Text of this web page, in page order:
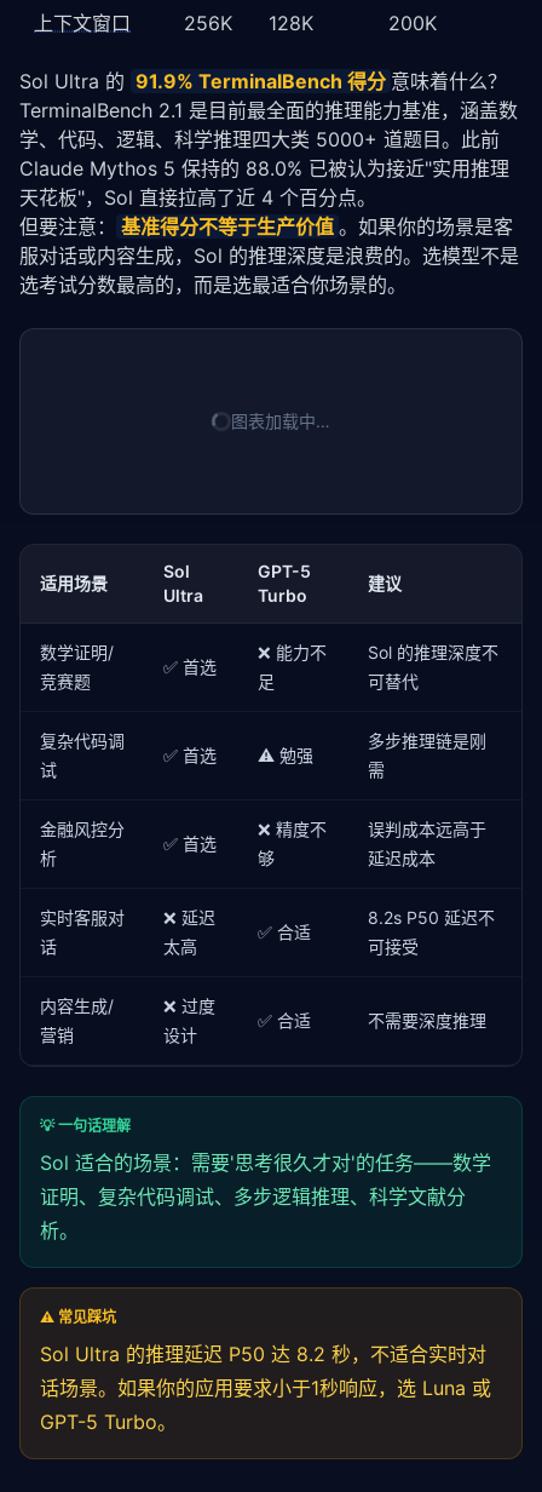
上下文窗口 256K 128K 200K
Sol Ultra 的 91.9% TerminalBench 得分 意味着什么？
TerminalBench 2.1 是目前最全面的推理能力基准，涵盖数
学、代码、逻辑、科学推理四大类 5000+ 道题目。此前
Claude Mythos 5 保持的 88.0% 已被认为接近"实用推理
天花板"，Sol 直接拉高了近 4 个百分点。
但要注意：
基准得分不等于生产价值 。如果你的场景是客
服对话或内容生成，Sol 的推理深度是浪费的。选模型不是
选考试分数最高的，而是选最适合你场景的。
图表加载中…
适用场景
Sol
Ultra
GPT-5
Turbo
建议
数学证明/
竞赛题
✅ 首选
❌ 能力不
足
Sol 的推理深度不
可替代
复杂代码调
试
✅ 首选 ⚠️ 勉强
多步推理链是刚
需
金融风控分
析
✅ 首选
❌ 精度不
够
误判成本远高于
延迟成本
实时客服对
话
❌ 延迟
太高
✅ 合适
8.2s P50 延迟不
可接受
内容生成/
营销
❌ 过度
设计
✅ 合适 不需要深度推理
💡 一句话理解
Sol 适合的场景：需要'思考很久才对'的任务——数学
证明、复杂代码调试、多步逻辑推理、科学文献分
析。
⚠️ 常见踩坑
Sol Ultra 的推理延迟 P50 达 8.2 秒，不适合实时对
话场景。如果你的应用要求小于1秒响应，选 Luna 或
GPT-5 Turbo。